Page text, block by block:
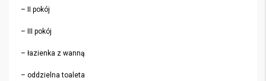
– II pokój
– III pokój
– łazienka z wanną
– oddzielna toaleta